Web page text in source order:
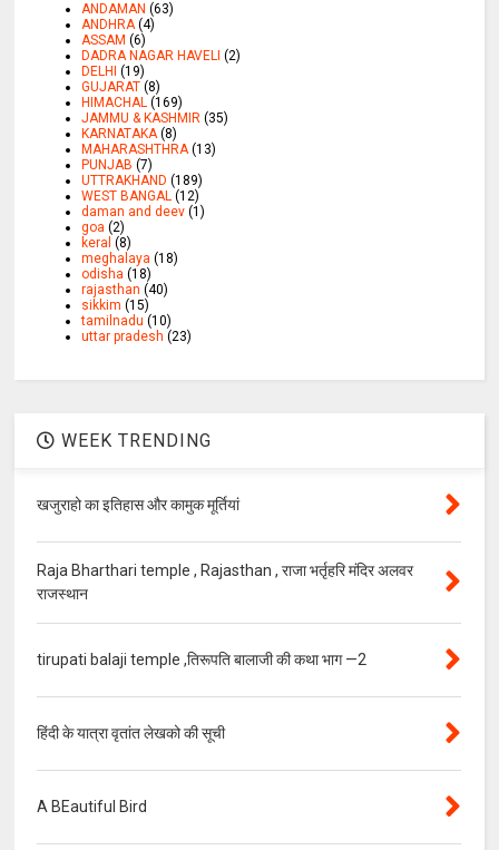
ANDAMAN (63)
ANDHRA (4)
ASSAM (6)
DADRA NAGAR HAVELI (2)
DELHI
(19)
GUJARAT (8)
HIMACHAL (169)
JAMMU & KASHMIR (35)
KARNATAKA (8)
MAHARASHTHRA (13)
PUNJAB (7)
UTTRAKHAND (189)
WEST BANGAL (12)
daman and deev (1)
goa (2)
keral (8)
meghalaya (18)
odisha (18)
rajasthan (40)
sikkim (15)
tamilnadu (10)
uttar pradesh (23)
WEEK TRENDING
खजुराहो का इतिहास और कामुक मूर्तियां
Raja Bharthari temple , Rajasthan , राजा भर्तृहरि मंदिर अलवर
राजस्थान
tirupati balaji temple ,तिरूपति बालाजी की कथा भाग —2
हिंदी के यात्रा वृतांत लेखको की सूची
A BEautiful Bird